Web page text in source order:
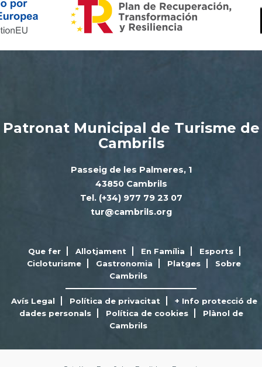
Patronat Municipal de Turisme de
Cambrils
Passeig de les Palmeres, 1
43850 Cambrils
Tel. (+34) 977 79 23 07
tur@cambrils.org
Que fer Allotjament En Família
Esports
Cicloturisme
Gastronomia Platges
Sobre
Cambrils
Avís Legal Política de privacitat
+ Info protecció de
dades personals
Política de cookies
Plànol de
Cambrils